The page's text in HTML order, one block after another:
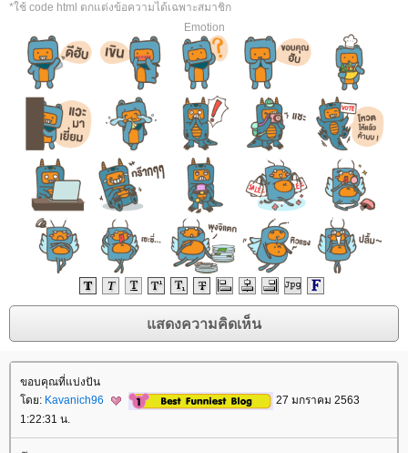
*ใช้ code html ตกแต่งข้อความได้เฉพาะสมาชิก
Emotion
ขอบคุณที่แบ่งปัน
โดย: Kavanich96
27 มกราคม 2563
1:22:31 น.